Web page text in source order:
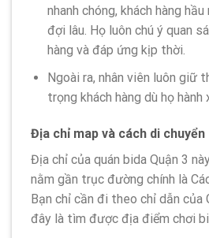
nhanh chóng, khách hàng
đợi lâu. Họ luôn chú ý quan
hàng và đáp ứng kịp thời.
Ngoài ra, nhân viên luôn giữ
trọng khách hàng dù họ hành
Địa chỉ map và cách di chuyển
Địa chỉ của quán bida Quận 3
nằm gần trục đường chính là
Bạn chỉ cần đi theo chỉ dẫn của
đây là tìm được địa điểm chơi